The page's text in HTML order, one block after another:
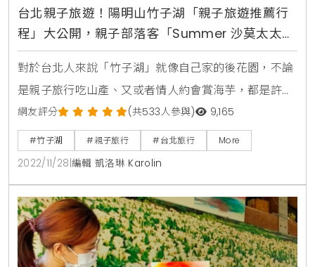
台北親子旅遊！陽明山竹子湖「親子旅遊推薦行
程」大公開，親子部落客「Summer 沙莫太太」
首推蓬萊米故事館、竹林保甲步道、曹家祖厝巡
禮，讓小朋友玩到不想回家
對於台北人來說「竹子湖」就像自己家的後花園，不論
是親子旅行吃山產、又或者情人約會賞海芋，都是許多
台北人的旅行、約會首選地。竹子湖休閒農業發展協會
為了讓更多國人可以認識竹子湖的美，特別規畫了一系
列的「親子旅遊推薦行程」，希望透過一日遊的小旅
行、讓爸爸媽媽可以陪小朋友一認識美麗的竹子湖。竹
子湖休閒農業發展協會表示，為了讓大朋友、小朋友都
可以透過旅程認識竹子湖，在行程的規劃上，除了有美
品嚐、網美景點之外
網友評分 (共533人參與) 9,165
#竹子湖 #親子旅行 #台北旅行 More
2022/11/28 編輯 凱洛琳 Karolin